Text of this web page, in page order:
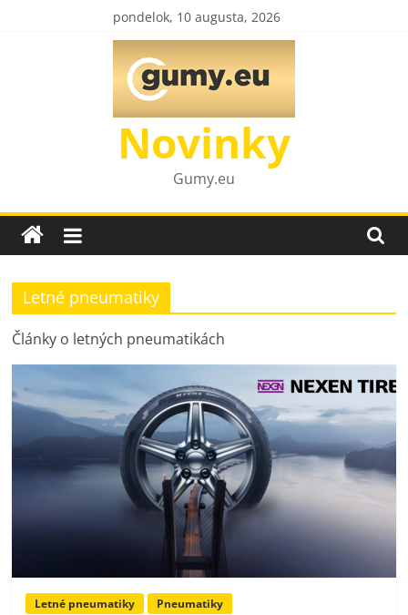
pondelok, 10 augusta, 2026
Novinky
Gumy.eu
Letné pneumatiky
Články o letných pneumatikách
Letné pneumatiky Pneumatiky